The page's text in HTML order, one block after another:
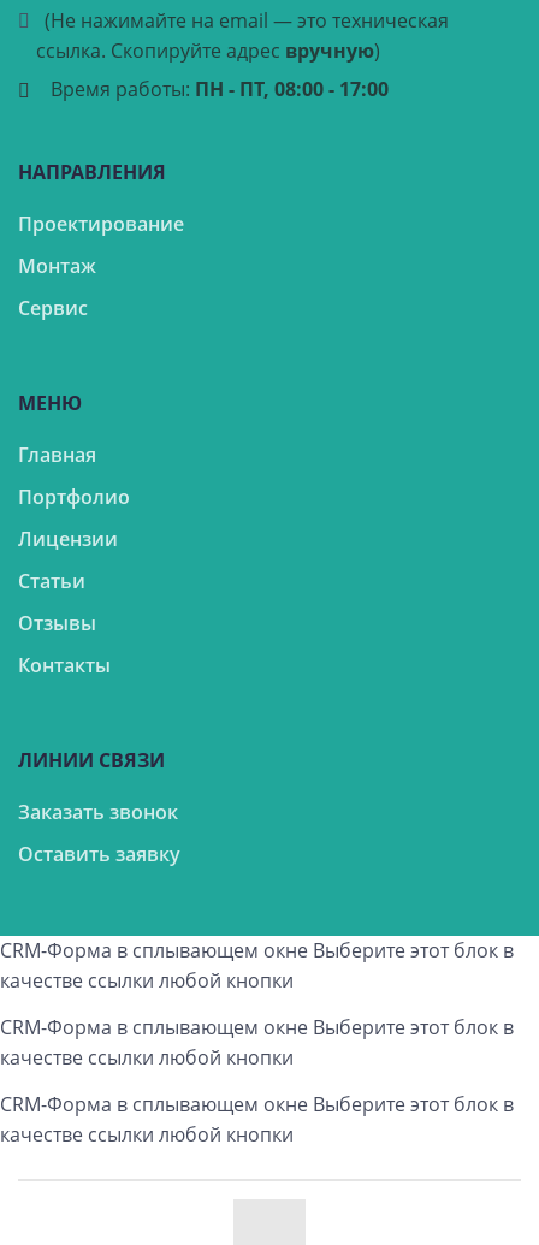
(Не нажимайте на email — это техническая
ссылка. Скопируйте адрес вручную)
Время работы: ПН - ПТ, 08:00 - 17:00
НАПРАВЛЕНИЯ
Проектирование
Монтаж
Сервис
МЕНЮ
Главная
Портфолио
Лицензии
Статьи
Отзывы
Контакты
ЛИНИИ СВЯЗИ
Заказать звонок
Оставить заявку
CRM-Форма в сплывающем окне Выберите этот блок в
качестве ссылки любой кнопки
CRM-Форма в сплывающем окне Выберите этот блок в
качестве ссылки любой кнопки
CRM-Форма в сплывающем окне Выберите этот блок в
качестве ссылки любой кнопки